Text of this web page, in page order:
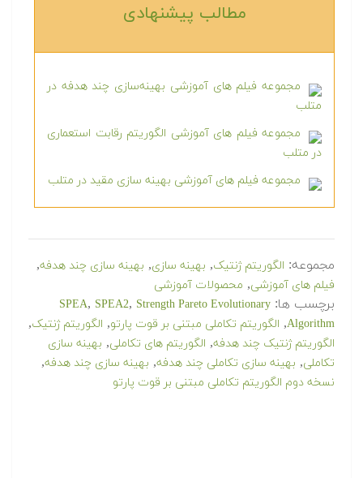
مطالب پیشنهادی‎
مجموعه فیلم های آموزشی بهینه‌سازی چند هدفه در
متلب
مجموعه فیلم های آموزشی الگوریتم رقابت استعماری
در متلب
مجموعه فیلم های آموزشی بهینه سازی مقید در متلب
مجموعه: الگوریتم ژنتیک, بهینه سازی, بهینه سازی چند هدفه,
فیلم های آموزشی, محصولات آموزشی
برچسب ها: SPEA, SPEA2, Strength Pareto Evolutionary
Algorithm
, الگوریتم تکاملی مبتنی بر قوت پارتو, الگوریتم ژنتیک,
الگوریتم ژنتیک چند هدفه, الگوریتم های تکاملی, بهینه سازی
تکاملی, بهینه سازی تکاملی چند هدفه, بهینه سازی چند هدفه,
نسخه دوم الگوریتم تکاملی مبتنی بر قوت پارتو